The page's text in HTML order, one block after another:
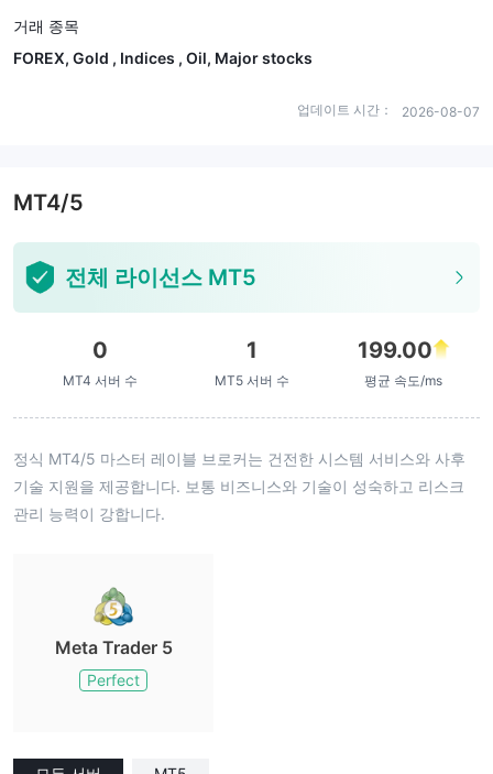
거래 종목
FOREX, Gold , Indices , Oil, Major stocks
업데이트 시간： 2026-08-07
MT4/5
전체 라이선스 MT5
0
MT4 서버 수
1
MT5 서버 수
199.00
평균 속도/ms
정식 MT4/5 마스터 레이블 브로커는 건전한 시스템 서비스와 사후
기술 지원을 제공합니다. 보통 비즈니스와 기술이 성숙하고 리스크
관리 능력이 강합니다.
Meta Trader 5
Perfect